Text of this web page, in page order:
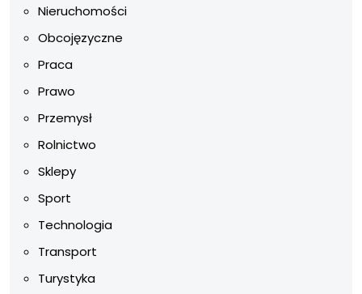
Nieruchomości
Obcojęzyczne
Praca
Prawo
Przemysł
Rolnictwo
Sklepy
Sport
Technologia
Transport
Turystyka